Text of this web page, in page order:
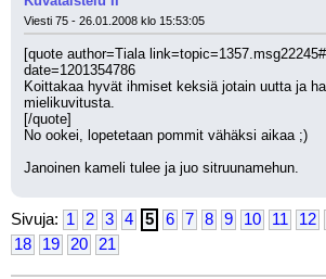
Viesti 75 - 26.01.2008 klo 15:53:05
[quote author=Tiala
date=1201354786
Koittakaa hyvät ihmiset keksiä jotain uutta ja
mielikuvitusta.
[/quote]
No ookei, lopetetaan pommit vähäksi aikaa ;)
Janoinen kameli tulee ja juo sitruunamehun.
Sivuja: 1 2 3 4 5 6 7 8 9 10 11 12
18
19 20 21